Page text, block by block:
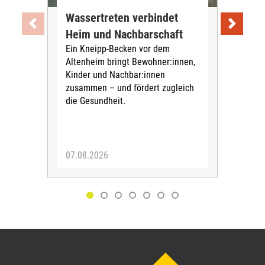
Wassertreten verbindet
Heim und Nachbarschaft
Ein Kneipp-Becken vor dem
Altenheim bringt Bewohner:innen,
Kinder und Nachbar:innen
zusammen – und fördert zugleich
die Gesundheit.
07.08.2026